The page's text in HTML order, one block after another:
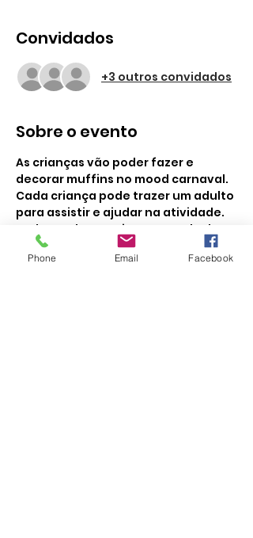
Convidados
+3 outros convidados
Sobre o evento
As crianças vão poder fazer e
decorar muffins no mood carnaval.
Cada criança pode trazer um adulto
para assistir e ajudar na atividade.
Podem e devem vir mascarados!
Alergias e/ou intolerâncias devem
ser comunicadas previamente.
Phone Email Facebook